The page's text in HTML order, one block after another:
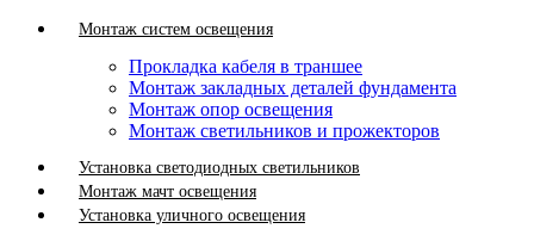
Монтаж систем освещения
Прокладка кабеля в траншее
Монтаж закладных деталей фундамента
Монтаж опор освещения
Монтаж светильников и прожекторов
Установка светодиодных светильников
Монтаж мачт освещения
Установка уличного освещения